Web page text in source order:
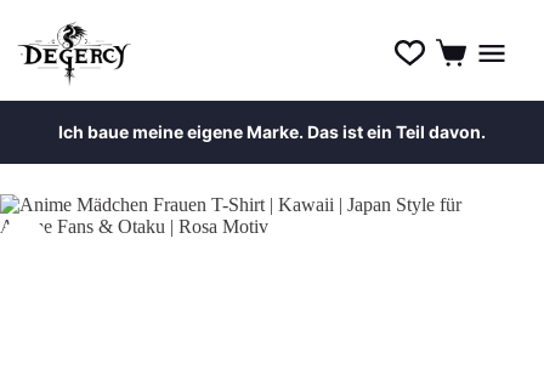
Ich baue meine eigene Marke. Das ist ein Teil davon.
Inhalt
springen